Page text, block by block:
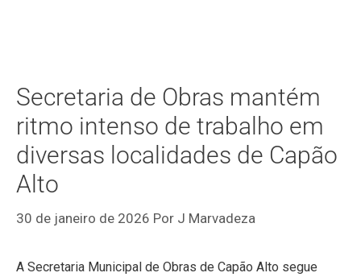
Secretaria de Obras mantém
ritmo intenso de trabalho em
diversas localidades de Capão
Alto
30 de janeiro de 2026 Por J Marvadeza
A Secretaria Municipal de Obras de Capão Alto segue